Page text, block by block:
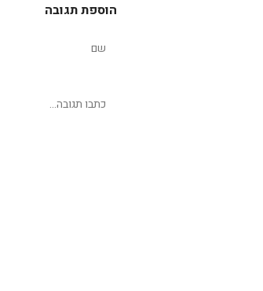
הוספת תגובה